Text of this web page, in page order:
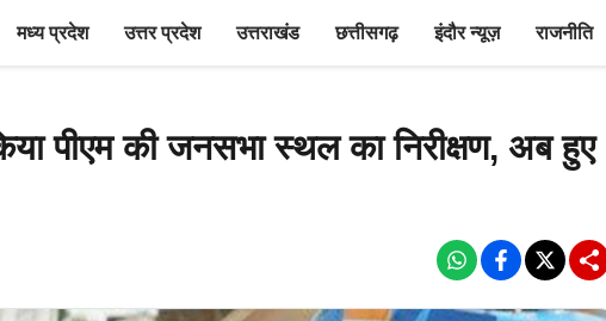
मध्य प्रदेश उत्तर प्रदेश उत्तराखंड छत्तीसगढ़ इंदौर न्यूज़ राजनीति
पीएम की जनसभा स्थल का निरीक्षण, अब हुए